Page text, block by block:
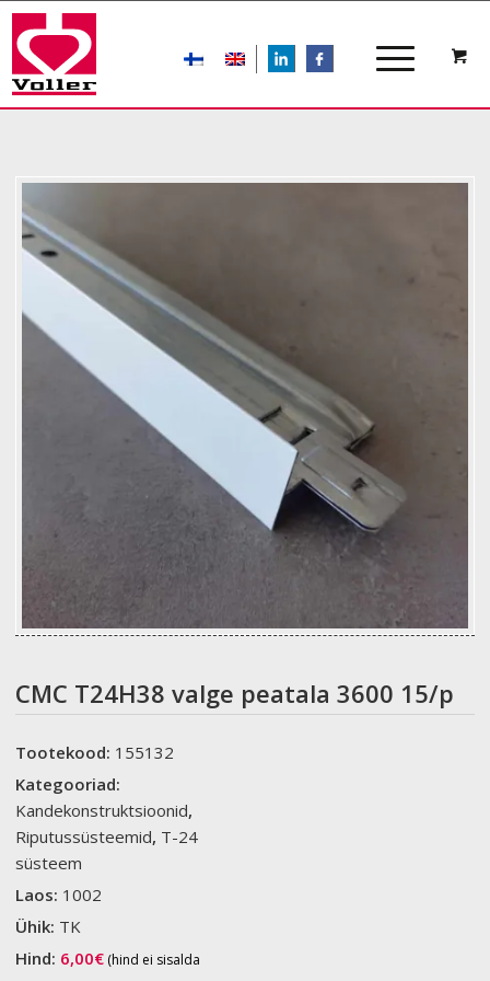
LIn
CMC T24H38 valge peatala 3600 15/p
Tootekood: 155132
Kategooriad:
Kandekonstruktsioonid,
Riputussüsteemid, T-24
süsteem
Laos: 1002
Ühik: TK
Hind: 6,00€ (hind ei sisalda